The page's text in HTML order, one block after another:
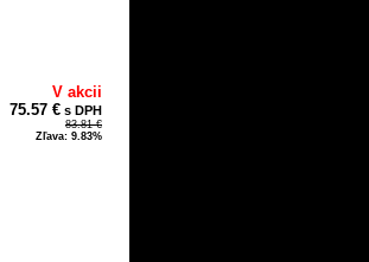
V akcii
75.57 € s DPH
83.81 €
Zľava: 9.83%